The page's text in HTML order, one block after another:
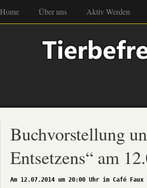
Home Über uns Aktiv Werden
Buchvorstellung
Entsetzens“ am
Am 12.07.2014 um 20:00 Uhr im Café